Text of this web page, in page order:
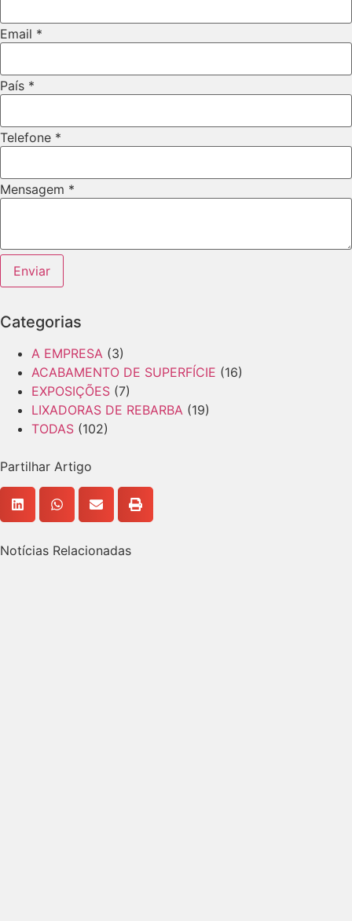
Email *
País *
Telefone *
Nome
Mensagem
Mensagem *
Enviar
Categorias
A EMPRESA (3)
ACABAMENTO DE SUPERFÍCIE (16)
EXPOSIÇÕES (7)
LIXADORAS DE REBARBA (19)
TODAS (102)
Partilhar Artigo
Notícias Relacionadas